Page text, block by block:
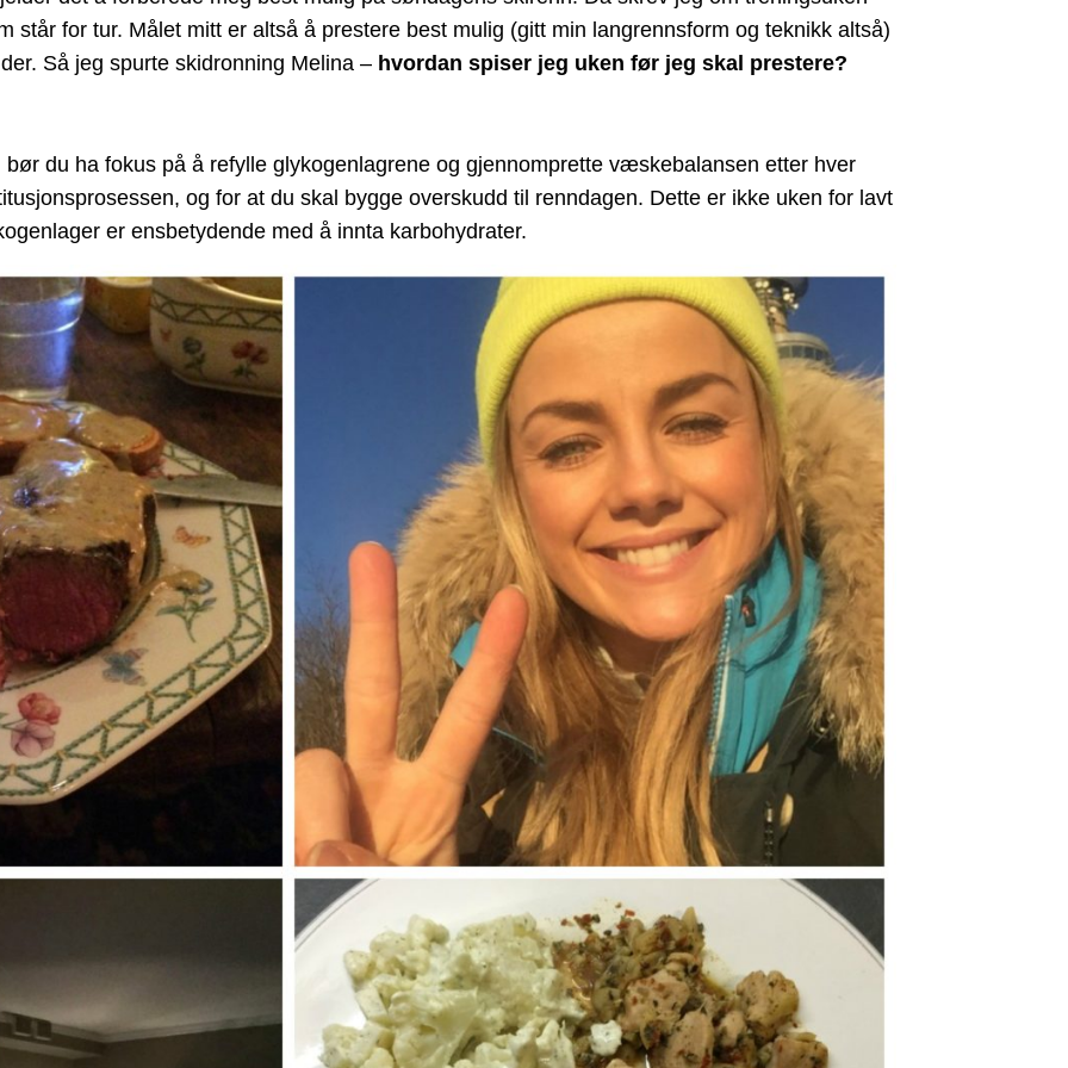
står for tur. Målet mitt er altså å prestere best mulig (gitt min langrennsform og teknikk altså)
Så jeg spurte skidronning Melina – hvordan spiser jeg uken før jeg skal prestere?
du ha fokus på å refylle glykogenlagrene og gjennomprette væskebalansen etter hver
og for at du skal bygge overskudd til renndagen. Dette er ikke uken for lavt
er ensbetydende med å innta karbohydrater.